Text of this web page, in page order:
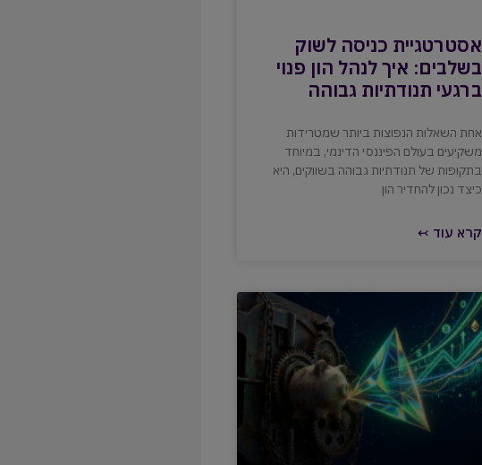
אסטרטגיית כניסה לשוק
בשלבים: איך לנהל הון פנוי
ברגעי תנודתיות גבוהה
אחת השאלות הנפוצות ביותר שמטרידות
משקיעים בעולם הפיננסי הדינמי, במיוחד
בתקופות של תנודתיות גבוהה בשווקים, היא
כיצד נכון להחדיר הון
קרא עוד ↢